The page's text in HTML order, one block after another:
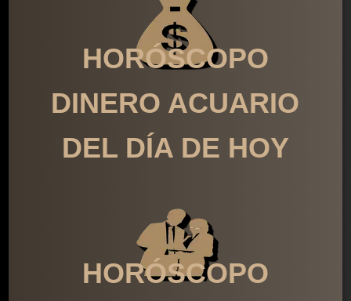
HORÓSCOPO
DINERO ACUARIO
DEL DÍA DE HOY
HORÓSCOPO